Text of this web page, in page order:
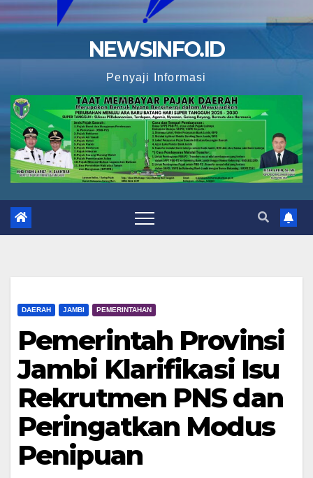
NEWSINFO.ID
Penyaji Informasi
DAERAH JAMBI PEMERINTAHAN
Pemerintah Provinsi
Jambi Klarifikasi Isu
Rekrutmen PNS dan
Peringatkan Modus
Penipuan